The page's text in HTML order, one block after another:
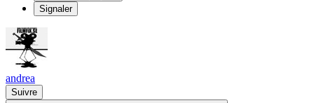
Signaler
andrea
Suivre